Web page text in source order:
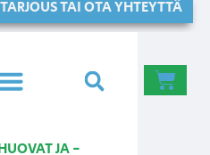
TAI OTA YHTEYTTÄ
JA -